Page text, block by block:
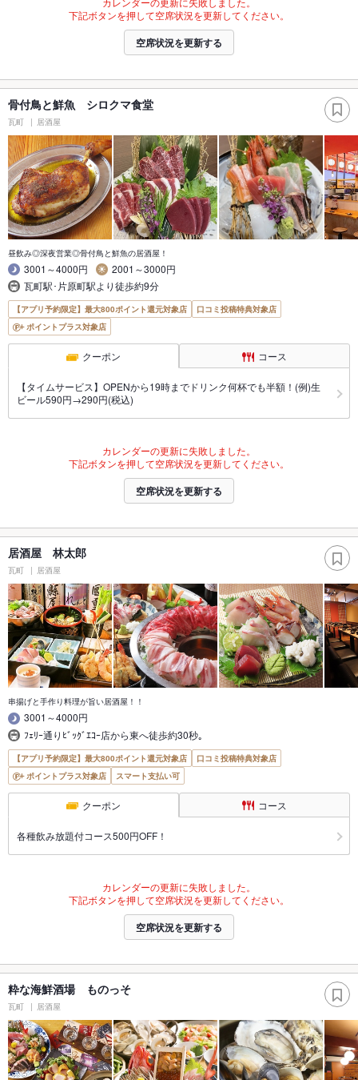
下記ボタンを押して空席状況を更新してください。
空席状況を更新する
骨付鳥と鮮魚 シロクマ食堂
瓦町 居酒屋
昼飲み◎深夜営業◎骨付鳥と鮮魚の居酒屋！
3001～4000円
2001～3000円
瓦町駅･片原町駅より徒歩約9分
【アプリ予約限定】最大800ポイント還元対象店
口コミ投稿特典対象店
ポイントプラス対象店
クーポン コース
【タイムサービス】OPENから19時までドリンク何杯でも半額！(例)生
ビール590円→290円(税込)
カレンダーの更新に失敗しました。
下記ボタンを押して空席状況を更新してください。
空席状況を更新する
居酒屋 林太郎
瓦町 居酒屋
串揚げと手作り料理が旨い居酒屋！！
3001～4000円
ﾌｪﾘｰ通りﾋﾞｯｸﾞｴｺｰ店から東へ徒歩約30秒｡
【アプリ予約限定】最大800ポイント還元対象店
口コミ投稿特典対象店
ポイントプラス対象店
スマート支払い可
クーポン コース
各種飲み放題付コース500円OFF！
カレンダーの更新に失敗しました。
下記ボタンを押して空席状況を更新してください。
空席状況を更新する
粋な海鮮酒場 ものっそ
瓦町 居酒屋